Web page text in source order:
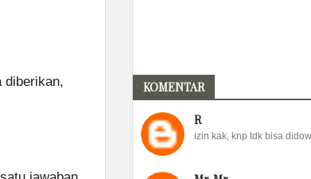
diberikan,
KOMENTAR
R
izin kak, knp tdk bisa